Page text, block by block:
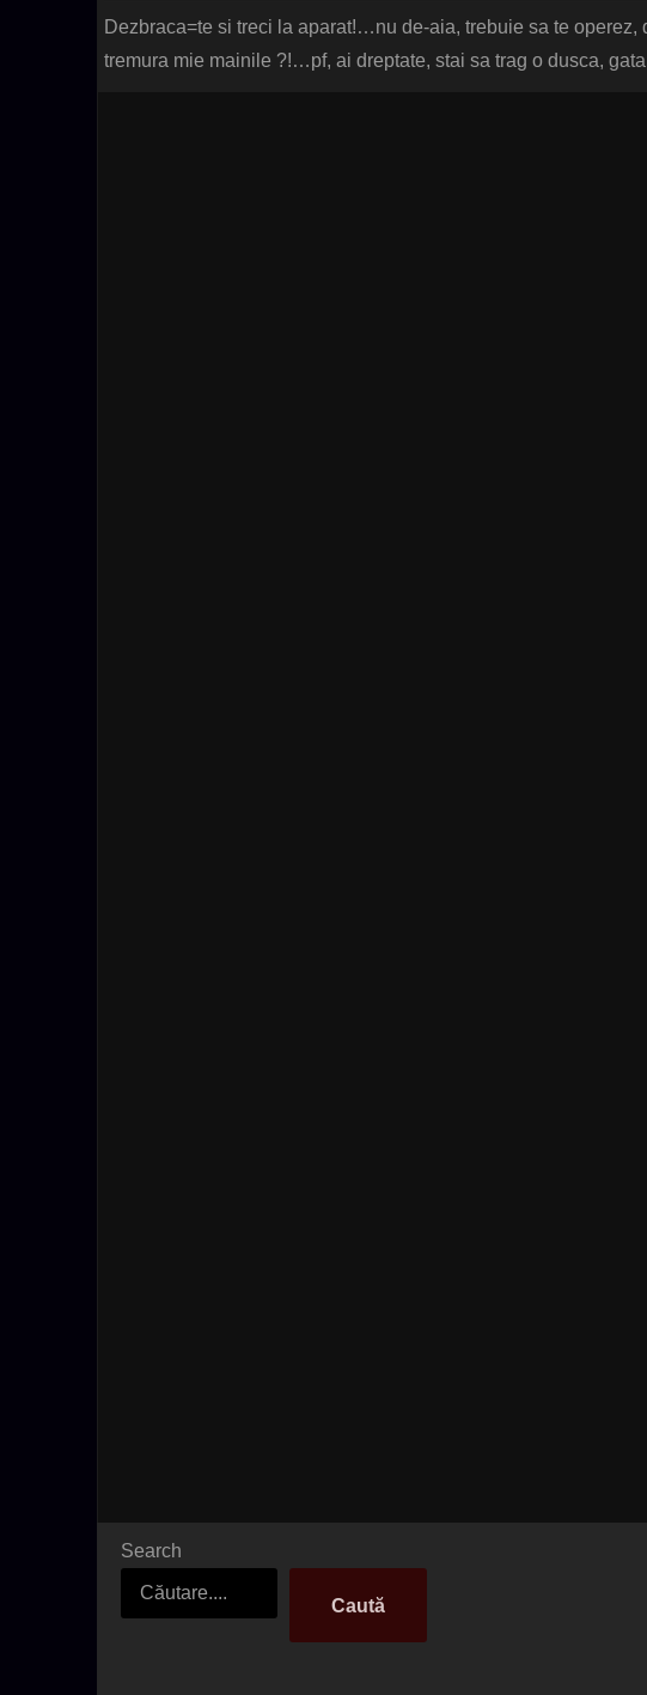
Dezbraca=te si treci la aparat!…nu de-aia, trebuie sa te
tremura mie mainile ?!…pf, ai dreptate, stai sa trag o dusca,
Search
Caută